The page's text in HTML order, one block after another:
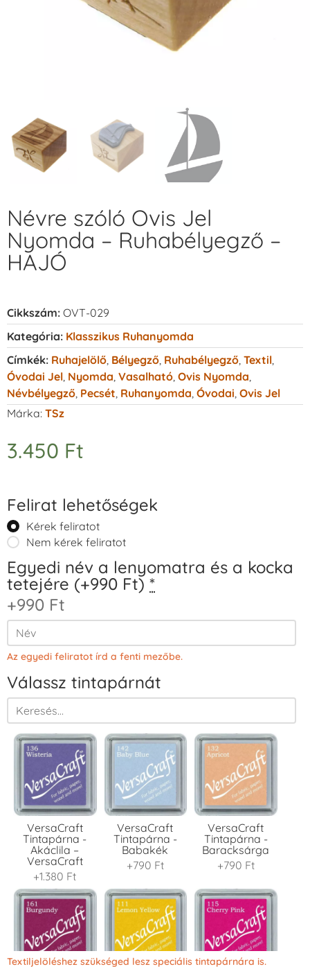
Névre szóló Ovis Jel
Nyomda – Ruhabélyegző –
HAJÓ
Cikkszám: OVT-029
Kategória: Klasszikus Ruhanyomda
Címkék: Ruhajelölő Bélyegző Ruhabélyegző Textil
Óvodai Jel Nyomda Vasalható Ovis Nyomda
Névbélyegző Pecsét Ruhanyomda Óvodai Ovis Jel
Márka: TSz
3.450 Ft
Felirat lehetőségek
Kérek feliratot
Nem kérek feliratot
Egyedi név a lenyomatra és a kocka
tetejére (+990 Ft) *
+990 Ft
Az egyedi feliratot írd a fenti mezőbe.
Válassz tintapárnát
VersaCraft
Tintapárna -
Akáclila –
VersaCraft
+1.380 Ft
VersaCraft
Tintapárna -
Babakék
+790 Ft
VersaCraft
Tintapárna -
Baracksárga
+790 Ft
Textiljelöléshez szükséged lesz speciális tintapárnára is.